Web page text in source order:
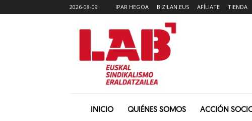
2026-08-09 IPAR HEGOA BIZILAN.EUS AFÍLIATE TIENDA
INICIO QUIÉNES SOMOS ACCIÓN